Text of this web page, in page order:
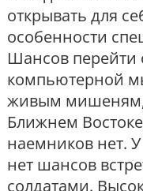
открывать для
особенности
Шансов перейти
компьютерной
живым мишеням,
Ближнем
наемников нет.
нет шансов
солдатами.